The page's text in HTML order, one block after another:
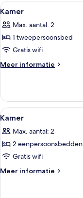
Alle
foto's
voor
Kamer
laden
1
Kamer
Max. aantal: 2
1 tweepersoonsbed
Gratis wifi
Meer informatie
Meer
Alle
foto's
voor
Kamer
laden
1
Kamer
Max. aantal: 2
2 eenpersoonsbedden
Gratis wifi
Meer informatie
Meer